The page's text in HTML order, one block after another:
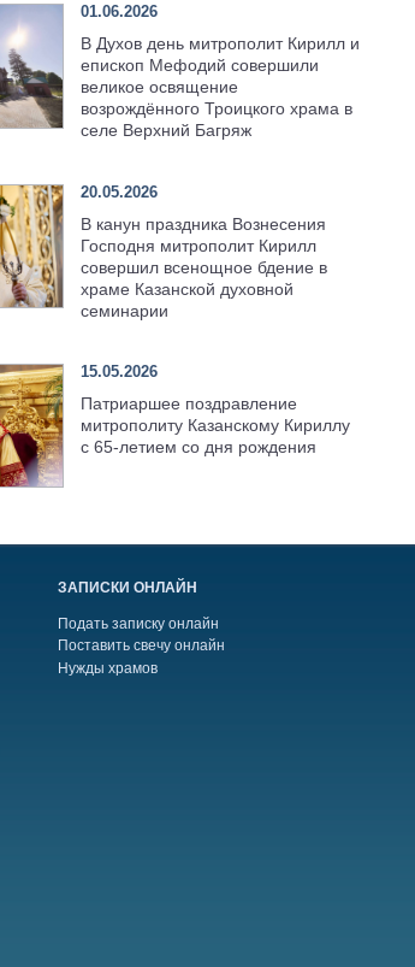
01.06.2026
В Духов день митрополит Кирилл и
епископ Мефодий совершили
великое освящение
возрождённого Троицкого храма в
селе Верхний Багряж
20.05.2026
В канун праздника Вознесения
Господня митрополит Кирилл
совершил всенощное бдение в
храме Казанской духовной
семинарии
15.05.2026
Патриаршее поздравление
митрополиту Казанскому Кириллу
с 65-летием со дня рождения
ЗАПИСКИ ОНЛАЙН
Подать записку онлайн
Поставить свечу онлайн
Нужды храмов